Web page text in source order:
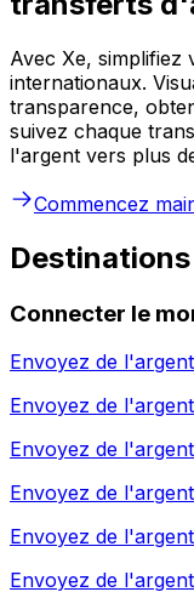
Avec Xe,
internationaux.
transparence,
suivez chaque
l'argent vers plus
Commencez
Connecter le
Envoyez de
Envoyez de
Envoyez de
Envoyez de
Envoyez de
Envoyez de